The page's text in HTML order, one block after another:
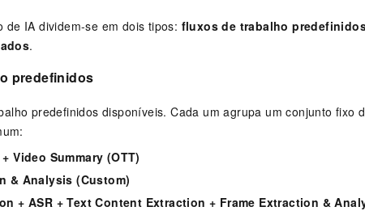
de IA dividem-se em dois tipos: fluxos de trabalho
.
predefinidos
predefinidos disponíveis. Cada um agrupa um conjunto fixo
Video Summary (OTT)
& Analysis (Custom)
+ ASR + Text Content Extraction + Frame Extraction &